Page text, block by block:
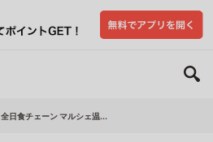
全日食チェーン マルシェ温...